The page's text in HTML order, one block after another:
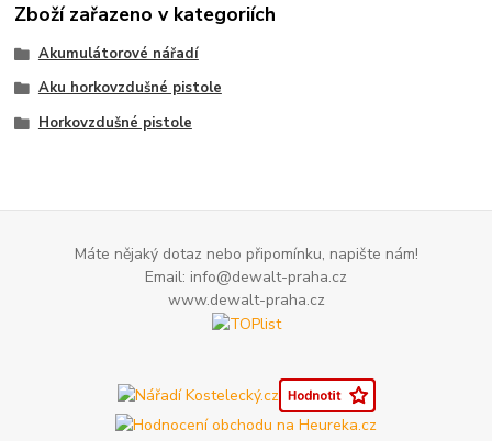
Zboží zařazeno v kategoriích
Akumulátorové nářadí
Aku horkovzdušné pistole
Horkovzdušné pistole
Máte nějaký dotaz nebo připomínku, napište nám!
Email: info@dewalt-praha.cz
www.dewalt-praha.cz